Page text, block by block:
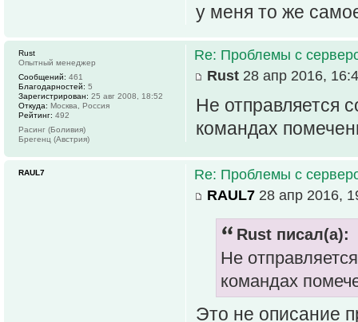
у меня то же
Re: Проблемы с
Rust 28 апр 2016,
Не отправляется
командах
Rust
Опытный менеджер
Сообщений: 461
Благодарностей: 5
Зарегистрирован: 25 авг 2008, 18:52
Откуда: Москва, Россия
Рейтинг: 492
Расинг (Боливия)
Брегенц (Австрия)
Re: Проблемы с
RAUL7 28 апр 2016,
Rust писал(а):
Не
командах
Это не описание
RAUL7